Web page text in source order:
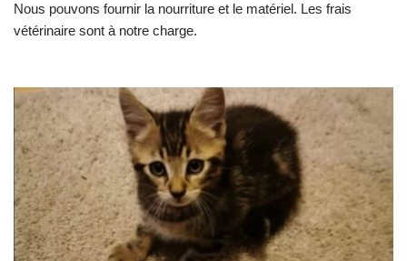
Nous pouvons fournir la nourriture et le matériel. Les frais
vétérinaire sont à notre charge.